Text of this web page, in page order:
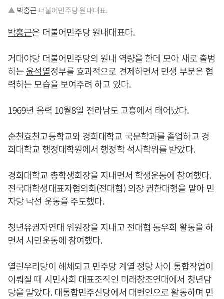
▲박홍근 더불어민주당 원내대표.
박홍근은 더불어민주당 원내대표다.
거대야당 더불어민주당의 원내 역량을 한데 모아 새로 출범
하는윤석열정부를 효과적으로 견제하면서 민생 부분은 협
력하는 모습을 보여주려 하고 있다.
1969년 음력 10월8일 전라남도 고흥에서 태어났다.
순천효천고등학교와 경희대학교 국문학과를 졸업하고 경
희대학교 행정대학원에서 행정학 석사학위를 받았다.
경희대학교 총학생회장을 지내면서 학생운동에 참여했다.
전국대학생대표자협의회(전대협) 의장 권한대행을 맡아 민
자당 낙선 운동을 주도했다.
청년유권자연대 위원장을 지내고 전대협 동우회 활동을 하
면서 시민운동에 참여했다.
열린우리당이 해체되고 민주당 계열 정당 사이 통합작업이
이뤄질 때 시민사회 대표조직인 미래창조연대에서 청년담
당을 맡았다. 대통합민주신당에서 대변인으로 활동하며 민